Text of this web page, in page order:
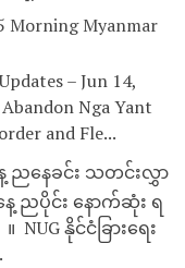
Morning Myanmar
– Jun 14,
Nga Yant
and Fle...
ညနေခင်း သတင်းလွှာ
ညပိုင်း နောက်ဆုံး ရ
NUG နိုင်ငံခြားရေး